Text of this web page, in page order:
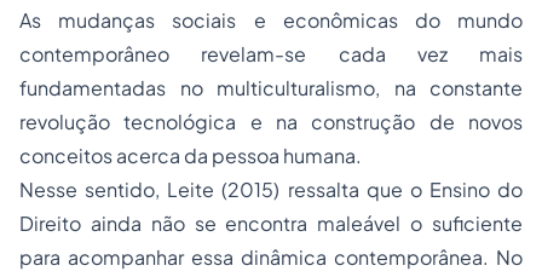
As mudanças sociais e econômicas do mundo
contemporâneo revelam-se cada vez mais
fundamentadas no multiculturalismo, na constante
revolução tecnológica e na construção de novos
conceitos acerca da pessoa humana.
Nesse sentido, Leite (2015) ressalta que o Ensino do
Direito ainda não se encontra maleável o suficiente
para acompanhar essa dinâmica contemporânea. No